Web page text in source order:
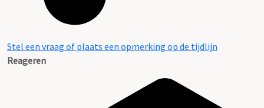
Stel een vraag of plaats een opmerking op de tijdlijn
Reageren